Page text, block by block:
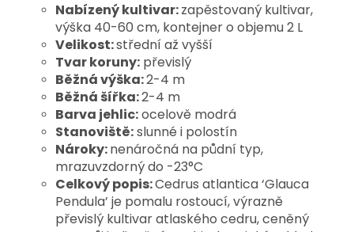
Nabízený kultivar:zapěstovaný kultivar,
výška 40-60 cm, kontejner o objemu 2 L
Velikost:střední až vyšší
Tvar koruny: převislý
Běžná výška:2-4 m
Běžná šířka:2-4 m
Barva jehlic:ocelově modrá
Stanoviště:slunné i polostín
Nároky:nenáročná na půdní typ,
mrazuvzdorný do -23°C
Celkový popis:Cedrus atlantica ‘Glauca
Pendula’ je pomalu rostoucí, výrazně
převislý kultivar atlaského cedru, ceněný